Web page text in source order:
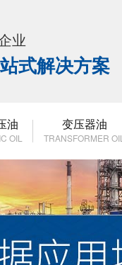
业
式解决方案
油
OIL
变压器油
TRANSFORMER OIL